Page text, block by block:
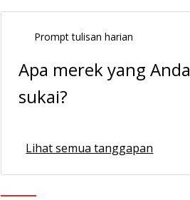
Prompt tulisan harian
Apa merek yang Anda
sukai?
Lihat semua tanggapan